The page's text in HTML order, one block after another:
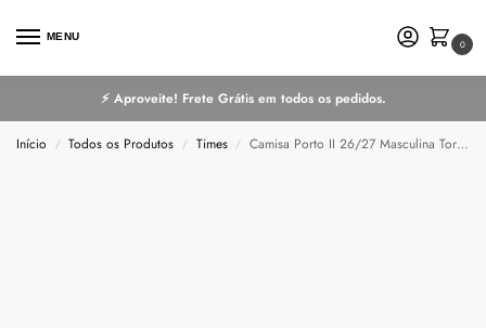
MENU
0
⚡ Aproveite! Frete Grátis em todos os pedidos.
Início / Todos os Produtos / Times / Camisa Porto II 26/27 Masculina Torcedor